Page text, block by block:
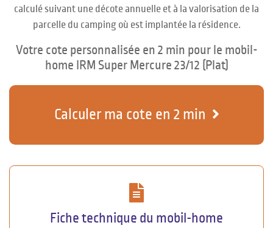
calculé suivant une décote annuelle et à la valorisation de la
parcelle du camping où est implantée la résidence.
Votre cote personnalisée en 2 min pour le mobil-
home IRM Super Mercure 23/12 (Plat)
Calculer ma cote en 2 min
Fiche technique du mobil-home